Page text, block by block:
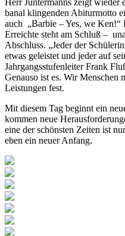
Herr Juntermanns zeigt
banal klingenden Abiturmotto
auch „Barbie – Yes, we Ken!“
Erreichte steht am Schluß –
Abschluss. „Jeder der
etwas geleistet und jeder auf
Jahrgangsstufenleiter Frank
Genauso ist es. Wir Menschen
Leistungen fest.
Mit diesem Tag beginnt ein
kommen neue
eine der schönsten Zeiten ist
eben ein neuer Anfang.